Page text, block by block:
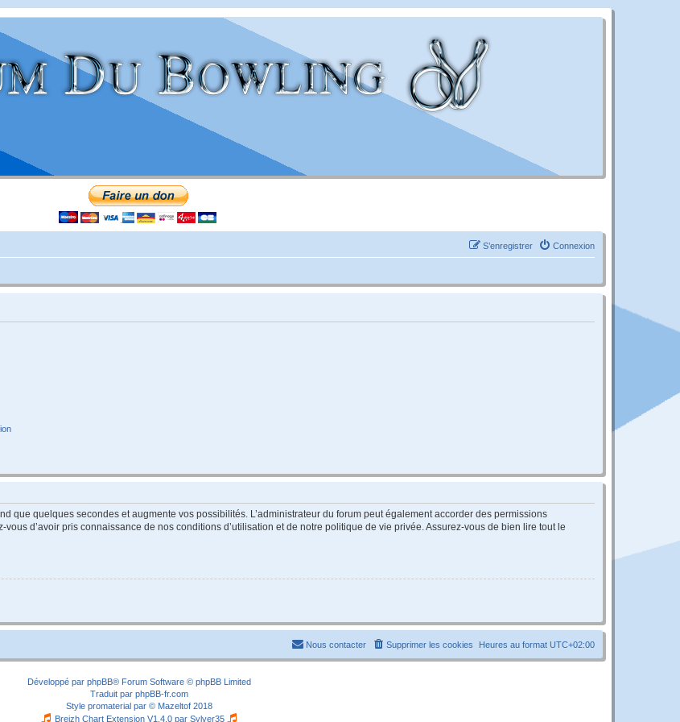
Connexion
S’enregistrer
que quelques secondes et augmente vos possibilités. L’administrateur du forum peut également accorder des permissions
d’avoir pris connaissance de nos conditions d’utilisation et de notre politique de vie privée. Assurez-vous de bien lire tout le
Heures au format UTC+02:00
Supprimer les cookies
Nous contacter
Développé par phpBB® Forum Software © phpBB Limited
Traduit par phpBB-fr.com
Style promaterial par © Mazeltof 2018
Breizh Chart Extension V1.4.0 par Sylver35